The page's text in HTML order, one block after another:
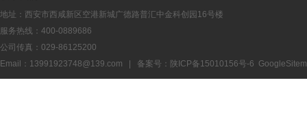
地址：西安市西咸新区空港新城广德路普汇中金科创园16号楼
服务热线：400-0889686
公司传真：029-86125200
Email：13991923748@139.com | 备案号： 陕ICP备15010156号-6